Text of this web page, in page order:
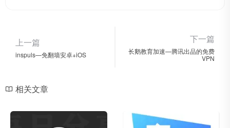
上一篇
inspuls—免翻墙安卓+iOS
下一篇
长鹅教育加速—腾讯出品的免费
VPN
相关文章